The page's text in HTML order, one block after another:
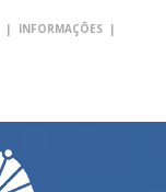
| INFORMAÇÕES |